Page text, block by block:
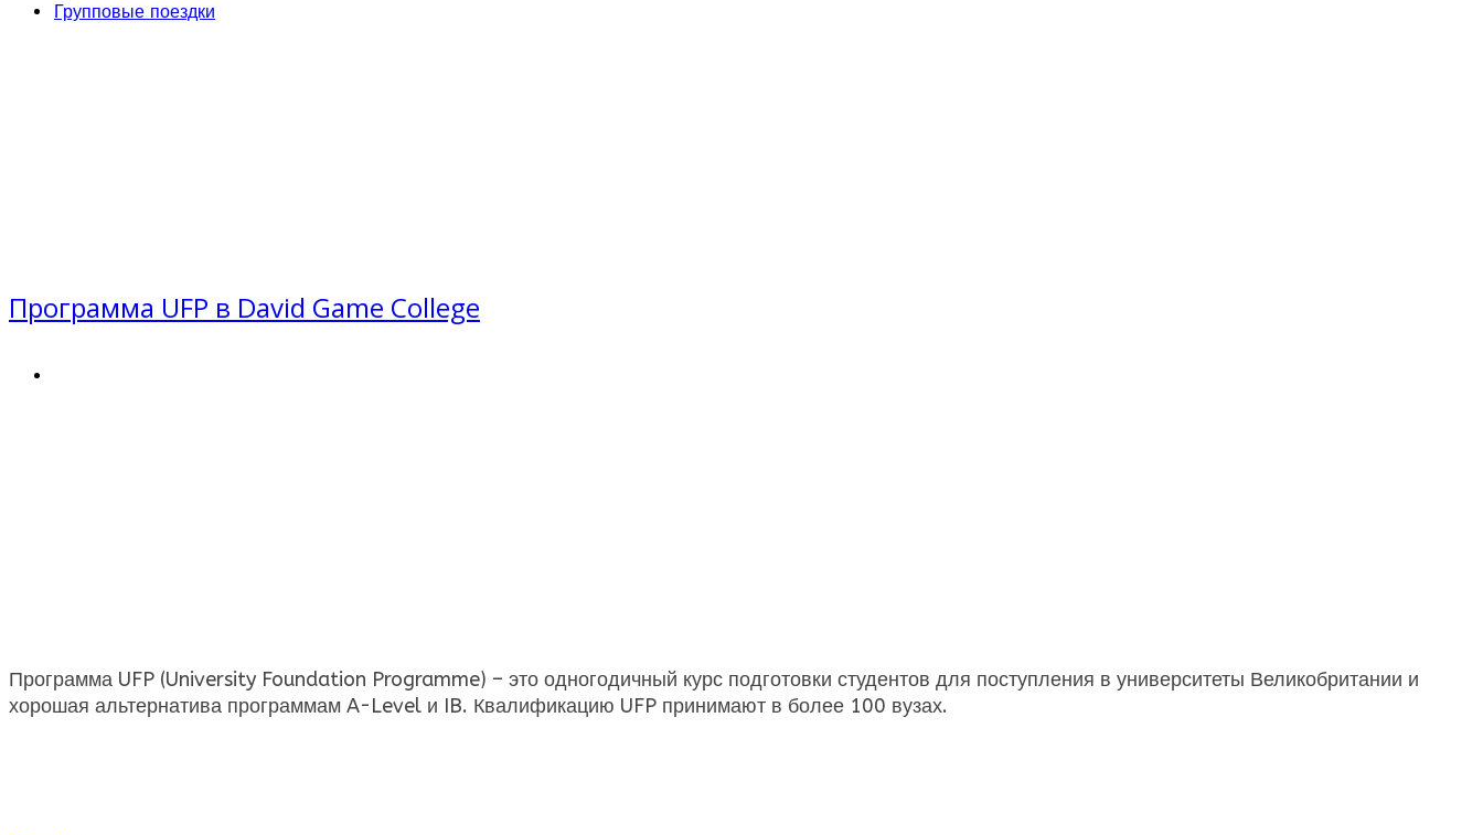
Групповые поездки
Программа UFP в David Game College
Программа UFP (University Foundation Programme) – это одногодичный курс подготовки студентов для поступления в университеты Великобритании и
хорошая альтернатива программам A-Level и IB. Квалификацию UFP принимают в более 100 вузах.